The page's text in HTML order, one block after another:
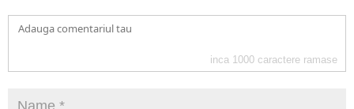
inca 1000 caractere ramase